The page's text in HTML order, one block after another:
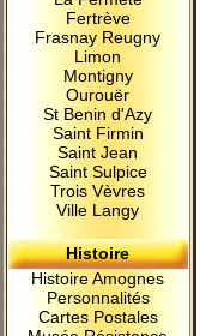
Fertrève
Frasnay Reugny
Limon
Montigny
Ourouër
St Benin d'Azy
Saint Firmin
Saint Jean
Saint Sulpice
Trois Vèvres
Ville Langy
Histoire
Histoire Amognes
Personnalités
Cartes Postales